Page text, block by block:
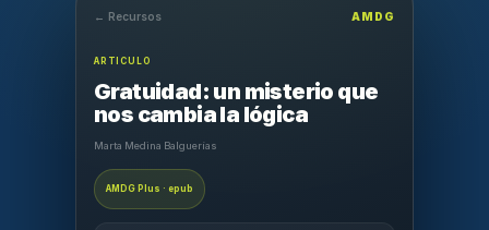
← Recursos AMDG
ARTICULO
Gratuidad: un misterio que
nos cambia la lógica
Marta Medina Balguerías
AMDG Plus · epub